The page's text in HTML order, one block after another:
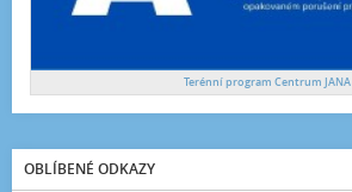
Terénní program Centrum JANA
OBLÍBENÉ ODKAZY